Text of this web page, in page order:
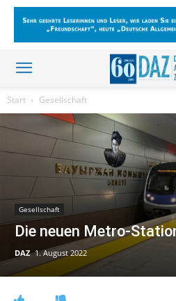
Start Gesellschaft
Gesellschaft
Die neuen Metro-
DAZ 1. August 2022